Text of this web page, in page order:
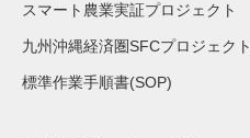
スマート農業実証プロジェクト
九州沖縄経済圏SFCプロジェクト
標準作業手順書(SOP)